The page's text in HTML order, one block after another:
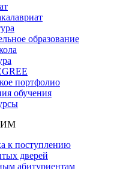
образование
портфолио
обучения
к поступлению
дверей
абитуриентам